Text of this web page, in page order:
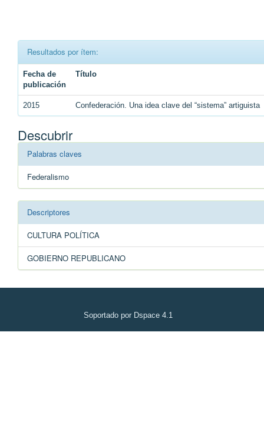
Resultados por ítem:
Fecha de
publicación
Título
2015 Confederación. Una idea clave del “sistema” artiguista
Descubrir
Palabras claves
Federalismo
Descriptores
CULTURA POLÍTICA
GOBIERNO REPUBLICANO
Soportado por Dspace 4.1